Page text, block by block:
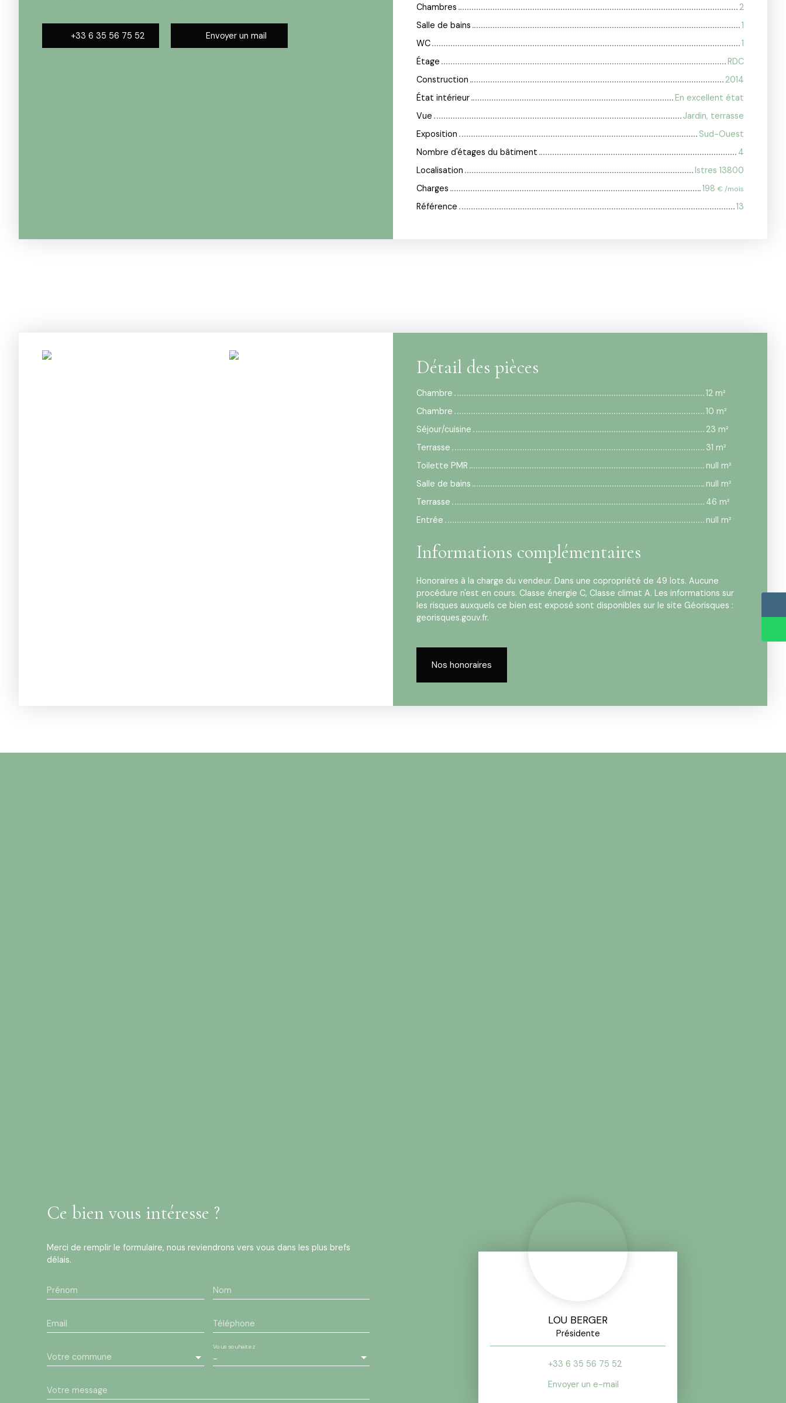
+33 6 35 56 75 52 Envoyer un mail
Chambres
2
Salle de bains
1
WC
1
Étage
RDC
Construction
2014
État intérieur
En excellent état
Vue
Jardin, terrasse
Exposition
Sud-Ouest
Nombre d'étages du bâtiment
4
Localisation
Istres 13800
Charges
198 € /mois
Référence 13
Détail des pièces
Chambre
12 m²
Chambre
10 m²
Séjour/cuisine
23 m²
Terrasse
31 m²
Toilette PMR
null m²
Salle de bains
null m²
Terrasse
46 m²
Entrée
null m²
Informations complémentaires
Honoraires à la charge du vendeur. Dans une copropriété de 49 lots. Aucune
procédure n'est en cours. Classe énergie C, Classe climat A. Les informations sur
les risques auxquels ce bien est exposé sont disponibles sur le site Géorisques :
georisques.gouv.fr.
Nos honoraires
Ce bien vous intéresse ?
Merci de remplir le formulaire, nous reviendrons vers vous dans les plus brefs
délais.
Prénom Nom
Email Téléphone
Votre commune -
Vous souhaitez
Votre message
LOU BERGER
Présidente
+33 6 35 56 75 52
Envoyer un e-mail